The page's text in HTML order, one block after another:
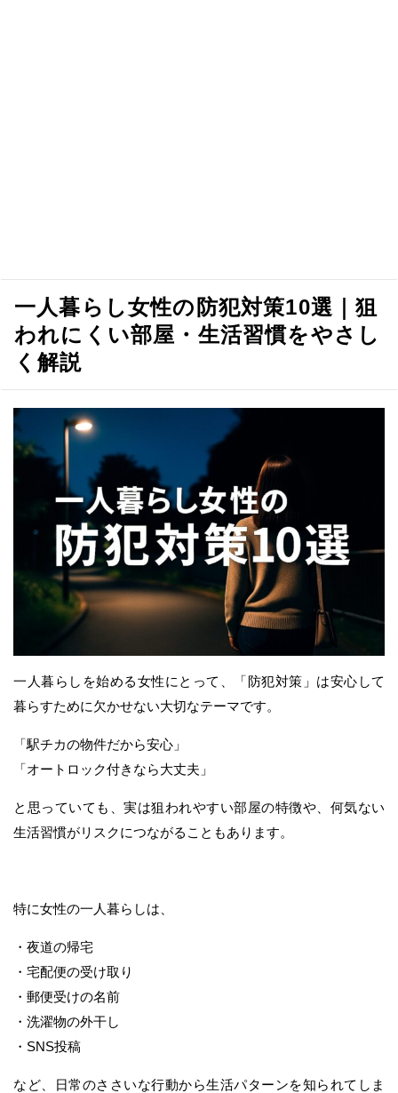
一人暮らし女性の防犯対策10選｜狙
われにくい部屋・生活習慣をやさし
く解説
一人暮らしを始める女性にとって、「防犯対策」は安心して
暮らすために欠かせない大切なテーマです。
「駅チカの物件だから安心」
「オートロック付きなら大丈夫」
と思っていても、実は狙われやすい部屋の特徴や、何気ない
生活習慣がリスクにつながることもあります。
特に女性の一人暮らしは、
・夜道の帰宅
・宅配便の受け取り
・郵便受けの名前
・洗濯物の外干し
・SNS投稿
など、日常のささいな行動から生活パターンを知られてしま